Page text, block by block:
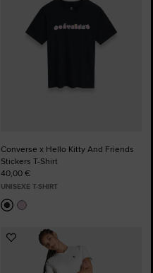
Converse x Hello Kitty And Friends
Stickers T-Shirt
40,00 €
UNISEXE T-SHIRT
Ajouter